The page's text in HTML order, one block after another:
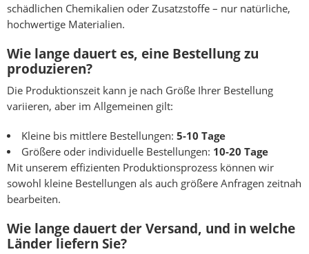
schädlichen Chemikalien oder Zusatzstoffe – nur natürliche,
hochwertige Materialien.
Wie lange dauert es, eine Bestellung zu
produzieren?
Die Produktionszeit kann je nach Größe Ihrer Bestellung
variieren, aber im Allgemeinen gilt:
Kleine bis mittlere Bestellungen: 5-10 Tage
Größere oder individuelle Bestellungen: 10-20 Tage
Mit unserem effizienten Produktionsprozess können wir
sowohl kleine Bestellungen als auch größere Anfragen zeitnah
bearbeiten.
Wie lange dauert der Versand, und in welche
Länder liefern Sie?